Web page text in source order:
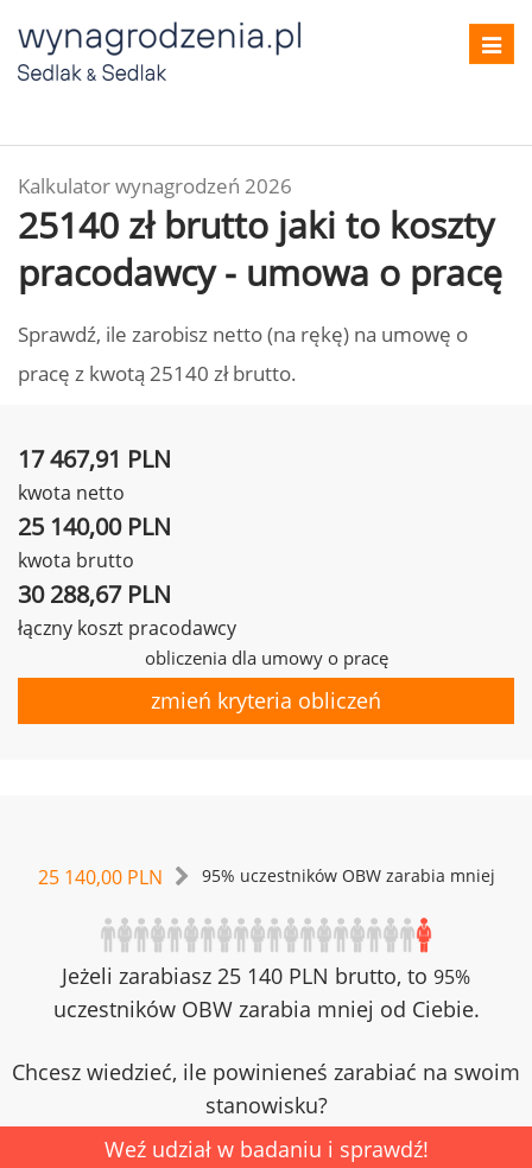
Kalkulator wynagrodzeń 2026
25140 zł brutto jaki to koszty
pracodawcy - umowa o pracę
Sprawdź, ile zarobisz netto (na rękę) na umowę o
pracę z kwotą 25140 zł brutto.
17 467,91 PLN
kwota netto
25 140,00 PLN
kwota brutto
30 288,67 PLN
łączny koszt pracodawcy
obliczenia dla umowy o pracę
zmień kryteria obliczeń
25 140,00 PLN 95% uczestników OBW zarabia mniej
Jeżeli zarabiasz 25 140 PLN brutto, to 95%
uczestników OBW zarabia mniej od Ciebie.
Chcesz wiedzieć, ile powinieneś zarabiać na swoim
stanowisku?
Weź udział w badaniu i sprawdź!